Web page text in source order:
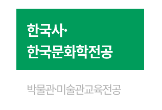
한국사·
한국문화학전공
박물관·미술관교육전공